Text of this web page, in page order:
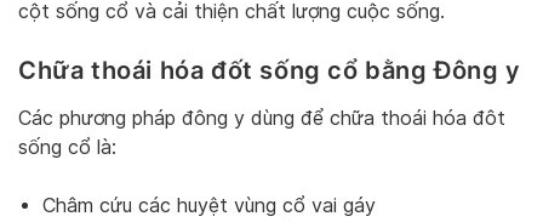
cột sống cổ và cải thiện chất lượng cuộc sống.
Chữa thoái hóa đốt sống cổ bằng Đông y
Các phương pháp đông y dùng để chữa thoái hóa đôt
sống cổ là:
Châm cứu các huyệt vùng cổ vai gáy